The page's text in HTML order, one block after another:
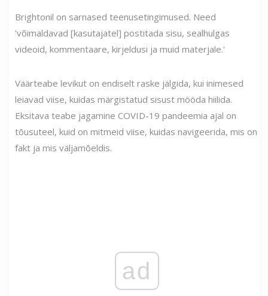
Brightonil on sarnased teenusetingimused. Need
'võimaldavad [kasutajatel] postitada sisu, sealhulgas
videoid, kommentaare, kirjeldusi ja muid materjale.'
Väärteabe levikut on endiselt raske jälgida, kui inimesed
leiavad viise, kuidas märgistatud sisust mööda hiilida.
Eksitava teabe jagamine COVID-19 pandeemia ajal on
tõusuteel, kuid on mitmeid viise, kuidas navigeerida, mis on
fakt ja mis väljamõeldis.
ad